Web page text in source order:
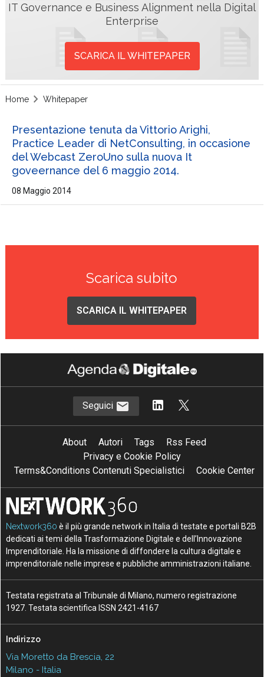
IT Governance e Business Alignment nella Digital
Enterprise
SCARICA IL WHITEPAPER
Home Whitepaper
Presentazione tenuta da Vittorio Arighi,
Practice Leader di NetConsulting, in occasione
del Webcast ZeroUno sulla nuova It
goveernance del 6 maggio 2014.
08 Maggio 2014
Scarica subito
SCARICA IL WHITEPAPER
Seguici
About Autori Tags
Rss Feed
Privacy e Cookie Policy
Terms&Conditions Contenuti Specialistici
Cookie Center
Nextwork360 è il più grande network in Italia di testate e portali B2B
dedicati ai temi della Trasformazione Digitale e dell’Innovazione
Imprenditoriale. Ha la missione di diffondere la cultura digitale e
imprenditoriale nelle imprese e pubbliche amministrazioni italiane.
Testata registrata al Tribunale di Milano, numero registrazione
1927. Testata scientifica ISSN 2421-4167
Indirizzo
Via Moretto da Brescia, 22
Milano - Italia